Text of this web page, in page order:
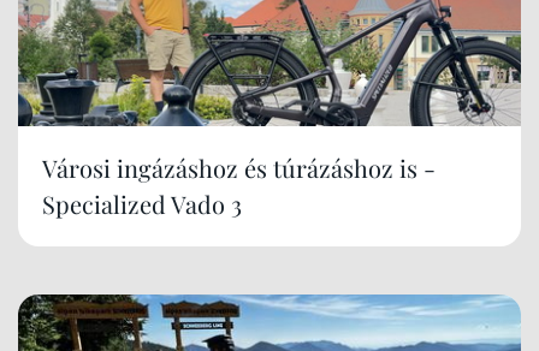
Városi ingázáshoz és túrázáshoz is -
Specialized Vado 3